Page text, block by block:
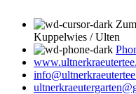
Kuppelwies / Ulten